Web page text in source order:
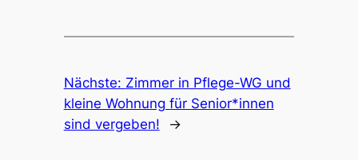
Nächste: Zimmer in Pflege-WG und
kleine Wohnung für Senior*innen
sind vergeben!
→